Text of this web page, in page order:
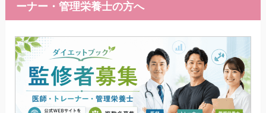
ーナー・管理栄養士の方へ